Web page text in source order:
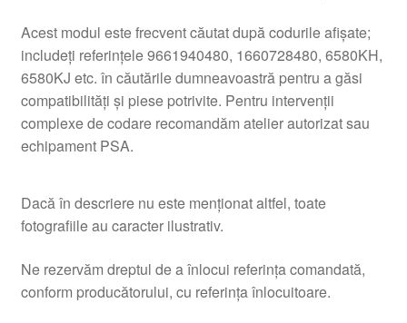
Acest modul este frecvent căutat după codurile afișate;
includeți referințele 9661940480, 1660728480, 6580KH,
6580KJ etc. în căutările dumneavoastră pentru a găsi
compatibilități și piese potrivite. Pentru intervenții
complexe de codare recomandăm atelier autorizat sau
echipament PSA.
Dacă în descriere nu este menționat altfel, toate
fotografiile au caracter ilustrativ.
Ne rezervăm dreptul de a înlocui referința comandată,
conform producătorului, cu referința înlocuitoare.